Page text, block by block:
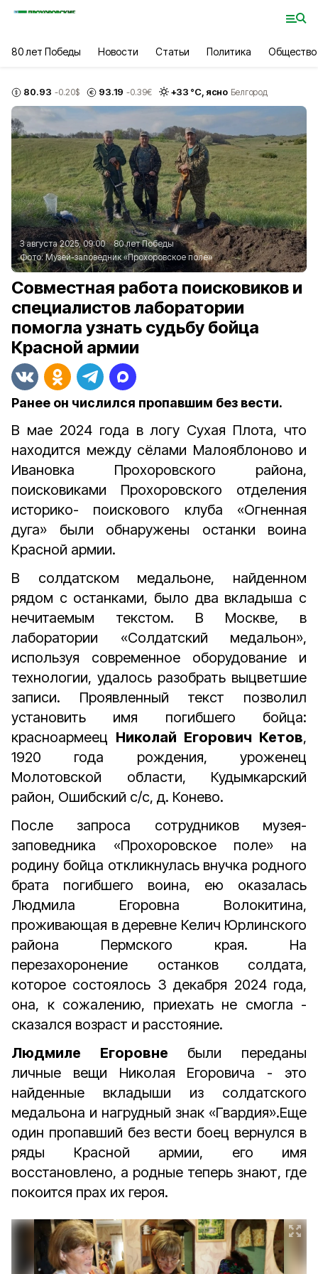
80 лет Победы Новости Статьи Политика Общество
80.93 -0.20$ 93.19 -0.39€ +33 °С, ясно Белгород
3 августа 2025, 09:00
80 лет Победы
Фото:Музей-заповедник «Прохоровское поле»
Совместная работа поисковиков и
специалистов лаборатории
помогла узнать судьбу бойца
Красной армии
Ранее он числился пропавшим без вести.
В мае 2024 года в логу Сухая Плота, что
находится между сёлами Малояблоново и
Ивановка Прохоровского района,
поисковиками Прохоровского отделения
историко- поискового клуба «Огненная
дуга» были обнаружены останки воина
Красной армии.
В солдатском медальоне, найденном
рядом с останками, было два вкладыша с
нечитаемым текстом. В Москве, в
лаборатории «Солдатский медальон»,
используя современное оборудование и
технологии, удалось разобрать выцветшие
записи. Проявленный текст позволил
установить имя погибшего бойца:
красноармеец Николай Егорович Кетов,
1920 года рождения, уроженец
Молотовской области, Кудымкарский
район, Ошибский с/с, д. Конево.
После запроса сотрудников музея-
заповедника «Прохоровское поле» на
родину бойца откликнулась внучка родного
брата погибшего воина, ею оказалась
Людмила Егоровна Волокитина,
проживающая в деревне Келич Юрлинского
района Пермского края. На
перезахоронение останков солдата,
которое состоялось 3 декабря 2024 года,
она, к сожалению, приехать не смогла -
сказался возраст и расстояние.
Людмиле Егоровне были переданы
личные вещи Николая Егоровича - это
найденные вкладыши из солдатского
медальона и нагрудный знак «Гвардия».Еще
один пропавший без вести боец вернулся в
ряды Красной армии, его имя
восстановлено, а родные теперь знают, где
покоится прах их героя.